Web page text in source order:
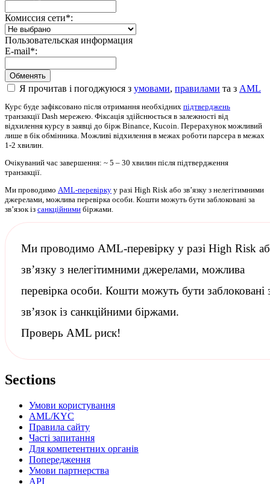
Комиссия сети*:
Пользовательская информация
E-mail*:
Я прочитав і погоджуюся з умовами, правилами та з AML
Курс буде зафіксовано після отримання необхідних підтверджень
транзакції Dash мережею. Фіксація здійснюється в залежності від
відхилення курсу в заявці до бірж Binance, Kucoin. Перерахунок можливий
лише в бік обмінника. Можливі відхилення в межах роботи парсера в межах
1-2 хвилин.
Очікуваний час завершення: ~ 5 – 30 хвилин після підтвердження
транзакції.
Ми проводимо AML-перевірку у разі High Risk або зв’язку з нелегітимними
джерелами, можлива перевірка особи. Кошти можуть бути заблоковані за
зв’язок із санкційними біржами.
Ми проводимо AML-перевіркуу разі High Risk
зв’язку з нелегітимними джерелами, можлива
перевірка особи. Кошти можуть бути заблоковані
зв’язок із санкційнимибіржами.
Проверь AML риск!
Sections
Умови користування
AML/KYC
Правила сайту
Часті запитання
Для компетентних органів
Попередження
Умови партнерства
API